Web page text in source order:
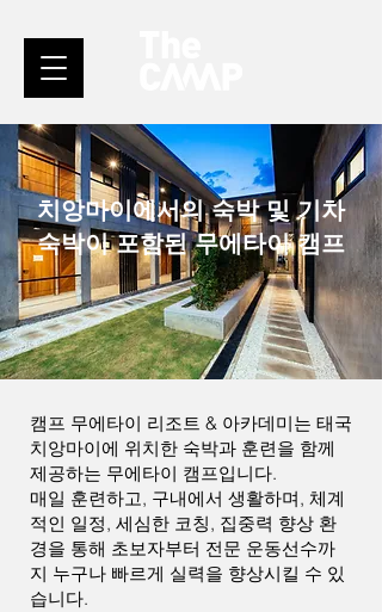
치앙마이에서의 숙박 및 기차
숙박이 포함된 무에타이 캠프
캠프 무에타이 리조트 & 아카데미는 태국
치앙마이에 위치한 숙박과 훈련을 함께
제공하는 무에타이 캠프입니다.
매일 훈련하고, 구내에서 생활하며, 체계
적인 일정, 세심한 코칭, 집중력 향상 환
경을 통해 초보자부터 전문 운동선수까
지 누구나 빠르게 실력을 향상시킬 수 있
습니다.